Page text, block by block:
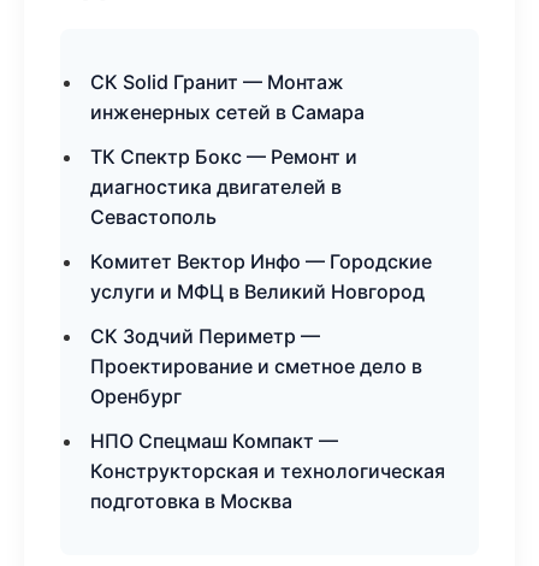
СК Solid Гранит — Монтаж
инженерных сетей в Самара
ТК Спектр Бокс — Ремонт и
диагностика двигателей в
Севастополь
Комитет Вектор Инфо — Городские
услуги и МФЦ в Великий Новгород
СК Зодчий Периметр —
Проектирование и сметное дело в
Оренбург
НПО Спецмаш Компакт —
Конструкторская и технологическая
подготовка в Москва